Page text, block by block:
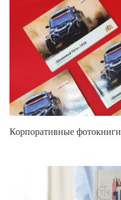
Корпоративные фотокниги